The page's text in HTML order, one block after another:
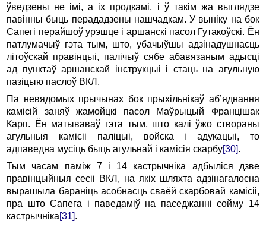
ўведзены не імі, а іх продкамі, і ў такім жа выглядзе
павінны быць перададзены нашчадкам. У выніку на бок
Сапегі перайшоў урэшце і аршанскі пасол Гутакоўскі. Ён
патлумачыў гэта тым, што, убачыўшы адзінадушнасць
літоўскай правінцыі, палічыў сябе абавязаным адысці
ад пунктаў аршанскай інструкцыі і стаць на агульную
пазіцыю паслоў ВКЛ.
Па невядомых прычынах бок прыхільнікаў аб’яднання
камісій заняў жамойцкі пасол Маўрыцый Францішак
Карп. Ён матываваў гэта тым, што калі ўжо створаны
агульныя камісіі паліцыі, войска і адукацыі, то
адпаведна мусіць быць агульнай і камісія скарбу[30].
Тым часам паміж 7 і 14 кастрычніка адбыліся дзве
правінцыйныя сесіі ВКЛ, на якіх шляхта адзінагалосна
вырашыла бараніць асобнасць сваёй скарбовай камісіі,
пра што Сапега і паведаміў на паседжанні сойму 14
кастрычніка[31].